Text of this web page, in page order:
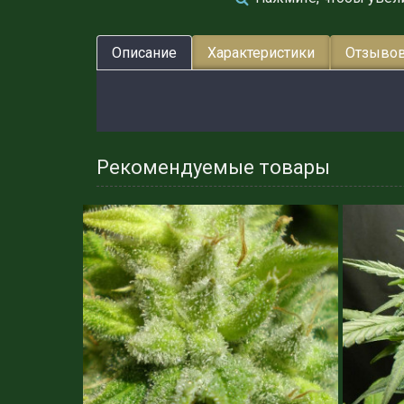
Описание Характеристики
Рекомендуемые товары